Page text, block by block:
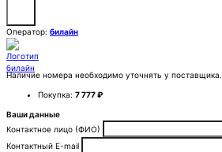
Оператор: билайн
Наличие номера необходимо уточнять у поставщика.
Покупка: 7 777 ₽
Ваши данные
Контактное лицо (ФИО)
Контактный E-mail